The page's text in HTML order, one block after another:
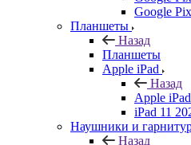
Google
Планшеты
Назад
Планшеты
Apple iPad
Назад
Apple iPad
iPad 11
Наушники и
Назад